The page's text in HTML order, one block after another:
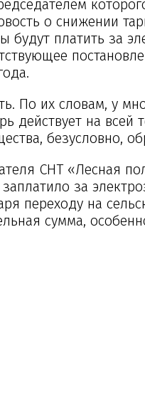
о снижении
платить за
По их словам, у
действует на всей
безусловно,
СНТ «Лесная
за
переходу на
сумма,